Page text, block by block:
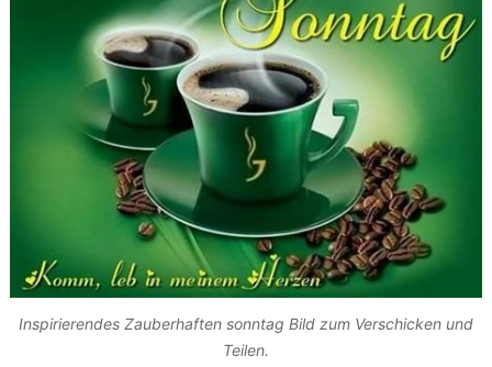
Inspirierendes Zauberhaften sonntag Bild zum Verschicken und
Teilen.